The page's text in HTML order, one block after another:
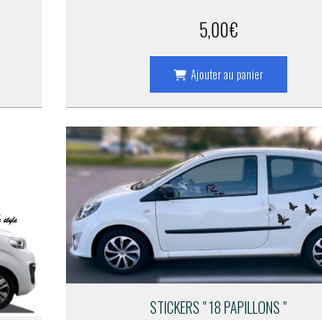
5,00€
Ajouter au panier
STICKERS " 18 PAPILLONS "